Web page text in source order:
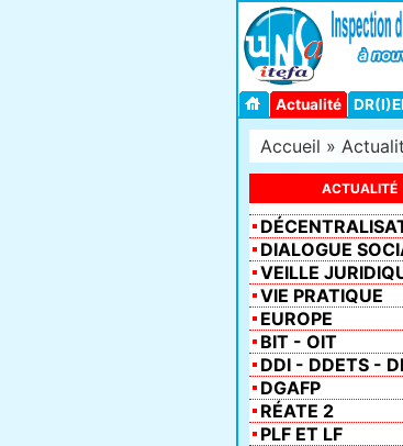
Actualité
Accueil »
ACTUALITÉ
DIALOGUE
VEILLE
VIE PRATIQUE
EUROPE
BIT - OIT
DDI - DDETS -
DGAFP
RÉATE 2
PLF ET LF